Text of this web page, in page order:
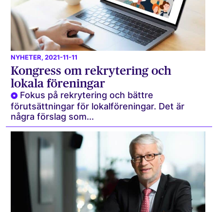
NYHETER, 2021-11-11
Kongress om rekrytering och
lokala föreningar
Fokus på rekrytering och bättre
förutsättningar för lokalföreningar. Det är
några förslag som...